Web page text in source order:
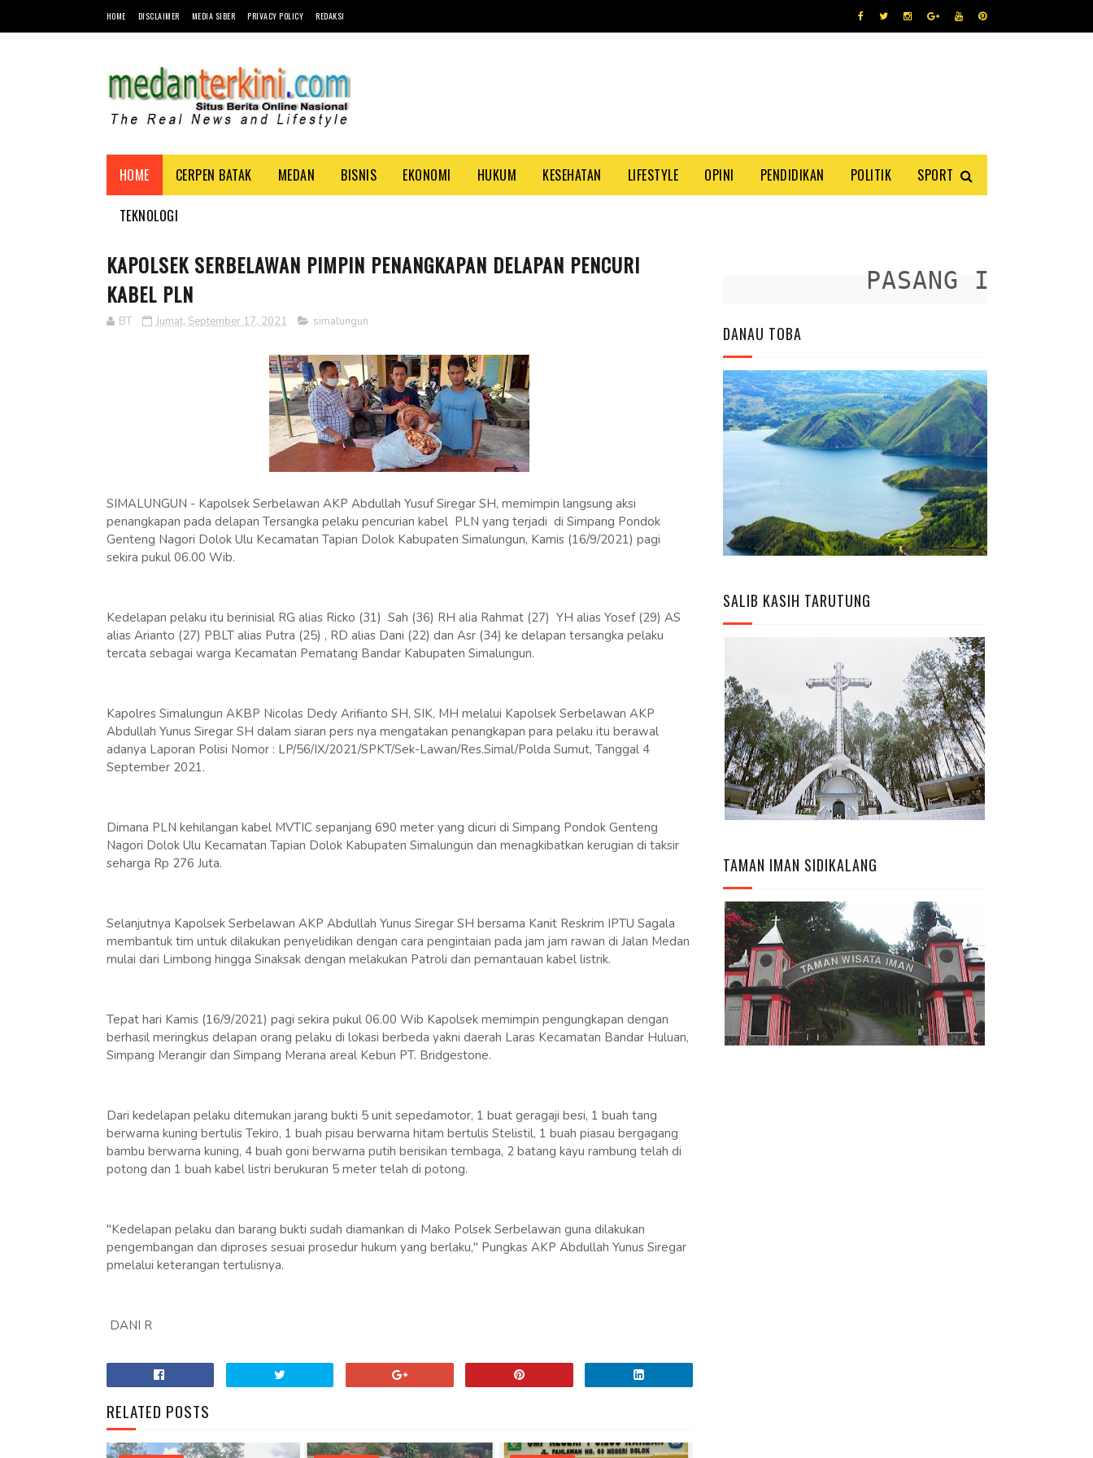
HOME DISCLAIMER MEDIA SIBER PRIVACY POLICY REDAKSI
HOME CERPEN BATAK MEDAN BISNIS EKONOMI HUKUM KESEHATAN LIFESTYLE OPINI PENDIDIKAN POLITIK SPORT
TEKNOLOGI
KAPOLSEK SERBELAWAN PIMPIN PENANGKAPAN DELAPAN PENCURI
KABEL PLN
BT Jumat, September 17, 2021 simalungun
SIMALUNGUN - Kapolsek Serbelawan AKP Abdullah Yusuf Siregar SH, memimpin langsung aksi
penangkapan pada delapan Tersangka pelaku pencurian kabel PLN yang terjadi di Simpang Pondok
Genteng Nagori Dolok Ulu Kecamatan Tapian Dolok Kabupaten Simalungun, Kamis (16/9/2021) pagi
sekira pukul 06.00 Wib.
Kedelapan pelaku itu berinisial RG alias Ricko (31) Sah (36) RH alia Rahmat (27) YH alias Yosef (29) AS
alias Arianto (27) PBLT alias Putra (25) , RD alias Dani (22) dan Asr (34) ke delapan tersangka pelaku
tercata sebagai warga Kecamatan Pematang Bandar Kabupaten Simalungun.
Kapolres Simalungun AKBP Nicolas Dedy Arifianto SH, SIK, MH melalui Kapolsek Serbelawan AKP
Abdullah Yunus Siregar SH dalam siaran pers nya mengatakan penangkapan para pelaku itu berawal
adanya Laporan Polisi Nomor : LP/56/IX/2021/SPKT/Sek-Lawan/Res.Simal/Polda Sumut, Tanggal 4
September 2021.
Dimana PLN kehilangan kabel MVTIC sepanjang 690 meter yang dicuri di Simpang Pondok Genteng
Nagori Dolok Ulu Kecamatan Tapian Dolok Kabupaten Simalungun dan menagkibatkan kerugian di taksir
seharga Rp 276 Juta.
Selanjutnya Kapolsek Serbelawan AKP Abdullah Yunus Siregar SH bersama Kanit Reskrim IPTU Sagala
membantuk tim untuk dilakukan penyelidikan dengan cara pengintaian pada jam jam rawan di Jalan Medan
mulai dari Limbong hingga Sinaksak dengan melakukan Patroli dan pemantauan kabel listrik.
Tepat hari Kamis (16/9/2021) pagi sekira pukul 06.00 Wib Kapolsek memimpin pengungkapan dengan
berhasil meringkus delapan orang pelaku di lokasi berbeda yakni daerah Laras Kecamatan Bandar Huluan,
Simpang Merangir dan Simpang Merana areal Kebun PT. Bridgestone.
Dari kedelapan pelaku ditemukan jarang bukti 5 unit sepedamotor, 1 buat geragaji besi, 1 buah tang
berwarna kuning bertulis Tekiro, 1 buah pisau berwarna hitam bertulis Stelistil, 1 buah piasau bergagang
bambu berwarna kuning, 4 buah goni berwarna putih berisikan tembaga, 2 batang kayu rambung telah di
potong dan 1 buah kabel listri berukuran 5 meter telah di potong.
"Kedelapan pelaku dan barang bukti sudah diamankan di Mako Polsek Serbelawan guna dilakukan
pengembangan dan diproses sesuai prosedur hukum yang berlaku," Pungkas AKP Abdullah Yunus Siregar
pmelalui keterangan tertulisnya.
DANI R
RELATED POSTS
PASANG IKLAN
DANAU TOBA
SALIB KASIH TARUTUNG
TAMAN IMAN SIDIKALANG